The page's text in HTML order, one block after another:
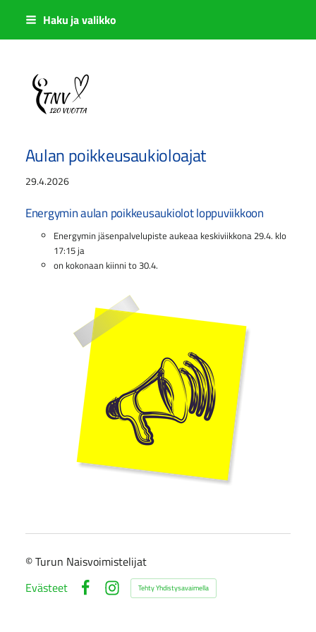
Siirry
sisältöön
Haku ja valikko
Sivuston etusivulle
Aulan poikkeusaukioloajat
29.4.2026
Energymin aulan poikkeusaukiolot loppuviikkoon
Energymin jäsenpalvelupiste aukeaa keskiviikkona 29.4. klo
17:15 ja
on kokonaan kiinni to 30.4.
©Turun Naisvoimistelijat
Evästeet
FacebookInstagram
Tehty Yhdistysavaimella